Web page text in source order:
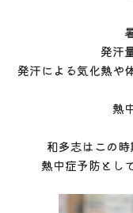
発汗
発汗による気化熱や
熱
和多志はこの
熱中症予防とし